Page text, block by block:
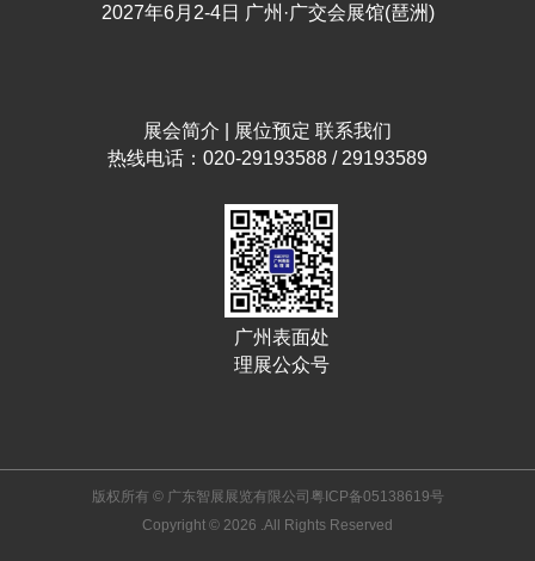
2027年6月2-4日 广州·广交会展馆(琶洲)
展会简介 展位预定 联系我们
热线电话：020-29193588 / 29193589
广州表面处
理展公众号
版权所有 © 广东智展展览有限公司粤ICP备05138619号
Copyright © 2026 .All Rights Reserved